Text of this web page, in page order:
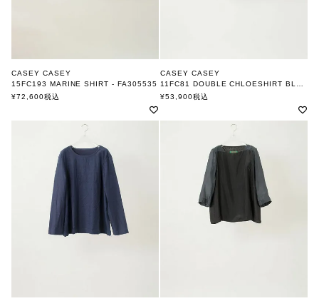
CASEY CASEY
15FC193 MARINE SHIRT - FA305535
ケーシーケーシー
¥72,600税込
CASEY CASEY
11FC81 DOUBLE CHLOESHIRT BLACK
ケーシーケーシー
¥53,900税込